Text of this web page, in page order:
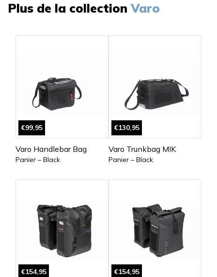
Plus de la collection Varo
€99,95
Varo Handlebar Bag
Panier – Black
€130,95
Varo Trunkbag MIK
Panier – Black
€154,95 €154,95